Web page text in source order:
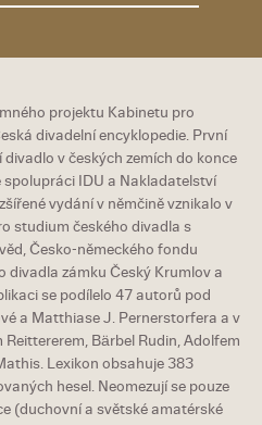
projektu Kabinetu pro
divadelní encyklopedie. První
v českých zemích do konce
IDU a Nakladatelství
vydání v němčině vznikalo v
studium českého divadla s
Česko-německého fondu
zámku Český Krumlov a
se podílelo 47 autorů pod
a Matthiase J. Pernerstorfera a v
Bärbel Rudin, Adolfem
Lexikon obsahuje 383
hesel. Neomezují se pouze
(duchovní a světské amatérské